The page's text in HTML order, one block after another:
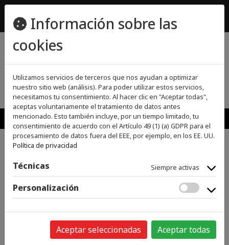
955800642
MENU
INICIO> GRANDES ELECTRODOMÉSTICOS
Categorías
ACCESORIOS
GRANDES
ELECTRODOM.
Información sobre las
cookies
Utilizamos servicios de terceros que nos ayudan a optimizar
nuestro sitio web (análisis). Para poder utilizar estos servicios,
necesitamos tu consentimiento. Al hacer clic en "Aceptar todas",
aceptas voluntariamente el tratamiento de datos antes
mencionado. Esto también incluye, por un tiempo limitado, tu
consentimiento de acuerdo con el Artículo 49 (1) (a) GDPR para el
procesamiento de datos fuera del EEE, por ejemplo, en los EE. UU.
Política de privacidad
Técnicas Siempre activas
Personalización
Aceptar seleccionadas Aceptar todas